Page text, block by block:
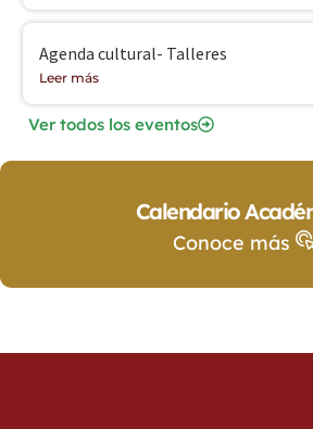
Agenda cultural- Talleres
Leer más
Ver todos los eventos
Calendario
Conoce más